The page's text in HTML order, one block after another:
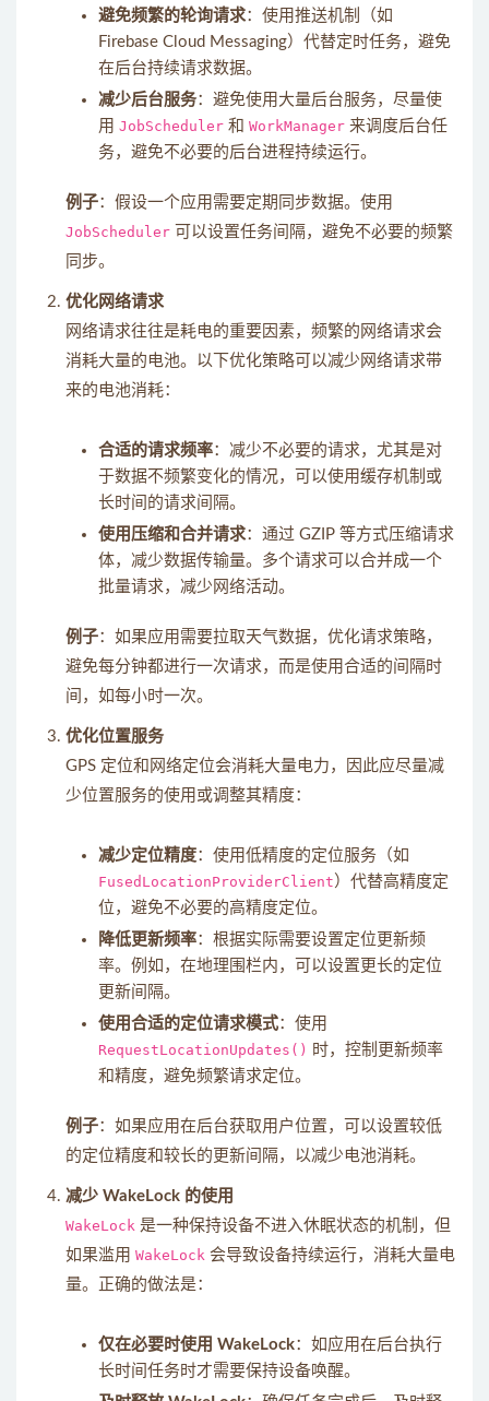
避免频繁的轮询请求：使用推送机制（如
Firebase Cloud Messaging）代替定时任务，避免
在后台持续请求数据。
减少后台服务：避免使用大量后台服务，尽量使
用 JobScheduler 和 WorkManager 来调度后台任
务，避免不必要的后台进程持续运行。
例子：假设一个应用需要定期同步数据。使用
JobScheduler 可以设置任务间隔，避免不必要的频繁
同步。
优化网络请求
网络请求往往是耗电的重要因素，频繁的网络请求会
消耗大量的电池。以下优化策略可以减少网络请求带
来的电池消耗：
合适的请求频率：减少不必要的请求，尤其是对
于数据不频繁变化的情况，可以使用缓存机制或
长时间的请求间隔。
使用压缩和合并请求：通过 GZIP 等方式压缩请求
体，减少数据传输量。多个请求可以合并成一个
批量请求，减少网络活动。
例子：如果应用需要拉取天气数据，优化请求策略，
避免每分钟都进行一次请求，而是使用合适的间隔时
间，如每小时一次。
优化位置服务
GPS 定位和网络定位会消耗大量电力，因此应尽量减
少位置服务的使用或调整其精度：
减少定位精度：使用低精度的定位服务（如
FusedLocationProviderClient）代替高精度定
位，避免不必要的高精度定位。
降低更新频率：根据实际需要设置定位更新频
率。例如，在地理围栏内，可以设置更长的定位
更新间隔。
使用合适的定位请求模式：使用
RequestLocationUpdates() 时，控制更新频率
和精度，避免频繁请求定位。
例子：如果应用在后台获取用户位置，可以设置较低
的定位精度和较长的更新间隔，以减少电池消耗。
减少 WakeLock 的使用
WakeLock 是一种保持设备不进入休眠状态的机制，但
如果滥用 WakeLock 会导致设备持续运行，消耗大量电
量。正确的做法是：
仅在必要时使用 WakeLock：如应用在后台执行
长时间任务时才需要保持设备唤醒。